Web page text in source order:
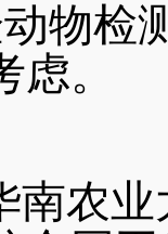
物检
虑。
南农